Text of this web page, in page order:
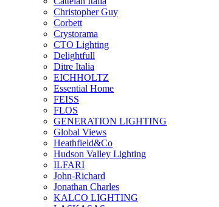
Christopher Guy
Corbett
Crystorama
CTO Lighting
Delightfull
Ditre Italia
EICHHOLTZ
Essential Home
FEISS
FLOS
GENERATION LIGHTING
Global Views
Heathfield&Co
Hudson Valley Lighting
ILFARI
John-Richard
Jonathan Charles
KALCO LIGHTING